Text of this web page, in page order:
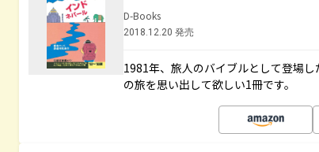
D-Books
2018.12.20 発売
1981年、旅人のバイブルとして登場
の旅を思い出して欲しい1冊です。